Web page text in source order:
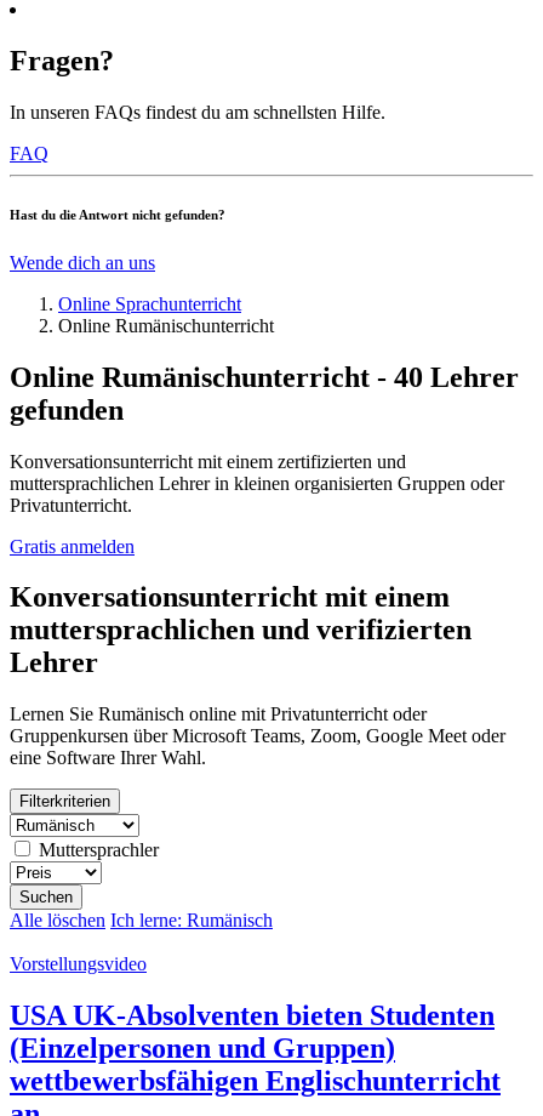
Fragen?
In unseren FAQs findest du am schnellsten Hilfe.
FAQ
Hast du die Antwort nicht gefunden?
Wende dich an uns
Online Sprachunterricht
Online Rumänischunterricht
Online Rumänischunterricht - 40 Lehrer
gefunden
Konversationsunterricht mit einem zertifizierten und
muttersprachlichen Lehrer in kleinen organisierten Gruppen oder
Privatunterricht.
Gratis anmelden
Konversationsunterricht mit einem
muttersprachlichen und verifizierten
Lehrer
Lernen Sie Rumänisch online mit Privatunterricht oder
Gruppenkursen über Microsoft Teams, Zoom, Google Meet oder
eine Software Ihrer Wahl.
Filterkriterien
Muttersprachler
Suchen
Alle löschen Ich lerne: Rumänisch
Vorstellungsvideo
USA UK-Absolventen bieten Studenten
(Einzelpersonen und Gruppen)
wettbewerbsfähigen Englischunterricht